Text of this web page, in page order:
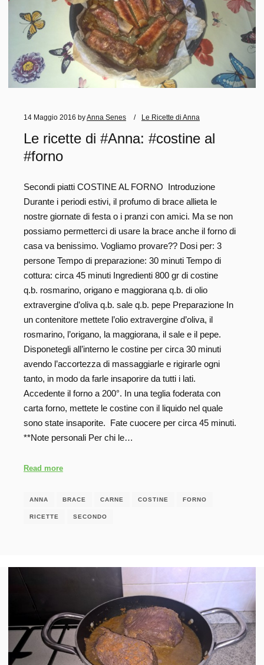
14 Maggio 2016 byAnna Senes Le Ricette di Anna
Le ricette di #Anna: #costine al
#forno
Secondi piatti COSTINE AL FORNO Introduzione
Durante i periodi estivi, il profumo di brace allieta le
nostre giornate di festa o i pranzi con amici. Ma se non
possiamo permetterci di usare la brace anche il forno di
casa va benissimo. Vogliamo provare?? Dosi per: 3
persone Tempo di preparazione: 30 minuti Tempo di
cottura: circa 45 minuti Ingredienti 800 gr di costine
q.b. rosmarino, origano e maggiorana q.b. di olio
extravergine d’oliva q.b. sale q.b. pepe Preparazione In
un contenitore mettete l’olio extravergine d’oliva, il
rosmarino, l’origano, la maggiorana, il sale e il pepe.
Disponetegli all’interno le costine per circa 30 minuti
avendo l’accortezza di massaggiarle e rigirarle ogni
tanto, in modo da farle insaporire da tutti i lati.
Accedente il forno a 200°. In una teglia foderata con
carta forno, mettete le costine con il liquido nel quale
sono state insaporite. Fate cuocere per circa 45 minuti.
**Note personali Per chi le…
Read more
ANNA BRACE CARNE COSTINE FORNO
RICETTE SECONDO